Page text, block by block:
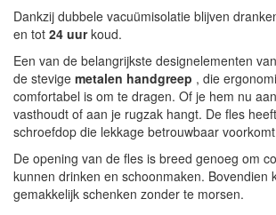
Dankzij dubbele vacuümisolatie blijven
en tot 24 uurkoud.
Een van de belangrijkste designelementen van
de stevige metalen handgreep , die
comfortabel is om te dragen. Of je hem nu
vasthoudt of aan je rugzak hangt. De fles
schroefdop die lekkage betrouwbaar
De opening van de fles is breed genoeg om
kunnen drinken en schoonmaken. Bovendien
gemakkelijk schenken zonder te morsen.